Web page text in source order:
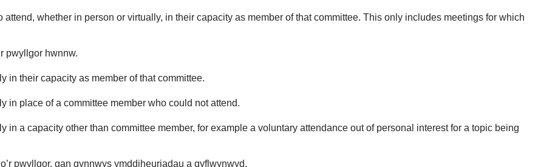
whether in person or virtually, in their capacity as member of that committee. This only includes meetings for which
pwyllgor hwnnw.
in their capacity as member of that committee.
in place of a committee member who could not attend.
in a capacity other than committee member, for example a voluntary attendance out of personal interest for a topic being
pwyllgor, gan gynnwys ymddiheuriadau a gyflwynwyd.